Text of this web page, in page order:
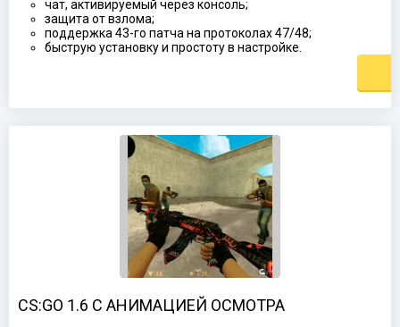
чат, активируемый через консоль;
защита от взлома;
поддержка 43-го патча на протоколах 47/48;
быструю установку и простоту в настройке.
CS:GO 1.6 С АНИМАЦИЕЙ ОСМОТРА